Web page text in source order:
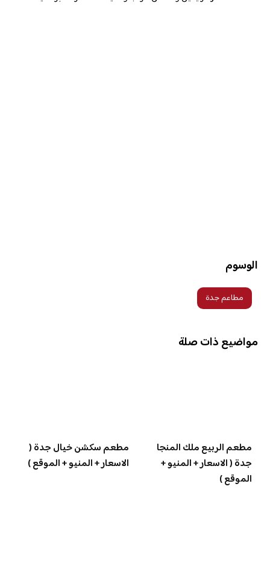
الوسوم
مطاعم جدة
مواضيع ذات صلة
مطعم الربيع ملك المنجا
جدة ( الاسعار + المنيو +
الموقع )
مطعم سكشن خيال جدة (
الاسعار + المنيو + الموقع )